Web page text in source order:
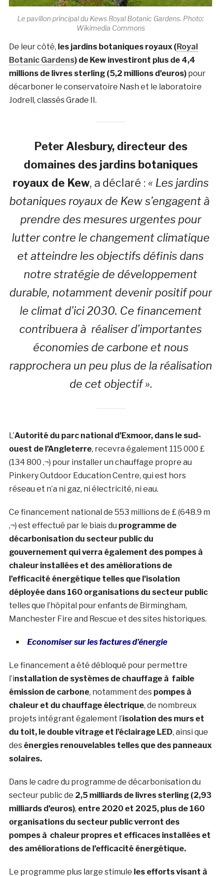
Le pavillon principal du Kews Royal Botanic Gardens. Photo:
Wikimedia Commons
De leur côté, les jardins botaniques royaux (Royal
Botanic Gardens) de Kew investiront plus de 4,4
millions de livres sterling (5,2 millions d’euros)pour
décarboner le conservatoire Nash et le laboratoire
Jodrell, classés Grade II.
Peter Alesbury, directeur des
domaines des jardins botaniques
royaux de Kew, a déclaré : « Les jardins
botaniques royaux de Kew s’engagent à
prendre des mesures urgentes pour
lutter contre le changement climatique
et atteindre les objectifs définis dans
notre stratégie de développement
durable, notamment devenir positif pour
le climat d’ici 2030. Ce financement
contribuera à réaliser d’importantes
économies de carbone et nous
rapprochera un peu plus de la réalisation
de cet objectif ».
L’Autorité du parc national d’Exmoor, dans le sud-
ouest de l’Angleterre, recevra également 115 000 £
(134 800 ‚¬) pour installer un chauffage propre au
Pinkery Outdoor Education Centre, qui est hors
réseau et n’a ni gaz, ni électricité, ni eau.
Ce financement national de 553 millions de £ (648.9 m
‚¬) est effectué par le biais du programme de
décarbonisation du secteur public du
gouvernement qui verra également des pompes à
chaleur installées et des améliorations de
l’efficacité énergétique telles que l’isolation
déployée dans 160 organisations du secteur public
telles que l’hôpital pour enfants de Birmingham,
Manchester Fire and Rescue et des sites historiques.
Economiser sur les factures d’énergie
Le financement a été débloqué pour permettre
l’installation de systèmes de chauffage à faible
émission de carbone, notamment des pompes à
chaleur et du chauffage électrique, de nombreux
projets intégrant également l’isolation des murs et
du toit, le double vitrage et l’éclairage LED, ainsi que
des énergies renouvelables telles que des panneaux
solaires.
Dans le cadre du programme de décarbonisation du
secteur public de 2,5 milliards de livres sterling (2,93
milliards d’euros), entre 2020 et 2025, plus de 160
organisations du secteur public verront des
pompes à chaleur propres et efficaces installées et
des améliorations de l’efficacité énergétique.
Le programme plus large stimule les efforts visant à